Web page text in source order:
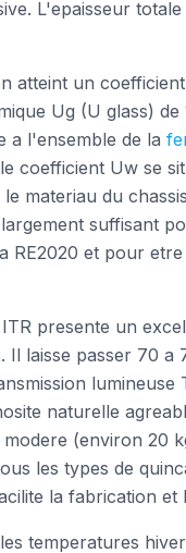
L'epaisseur
atteint un
Ug (U glass) de
a l'ensemble de la
coefficient Uw se
materiau du
suffisant
RE2020 et pour
presente un
laisse passer 70 a
lumineuse
naturelle
modere (environ 20
les types de
la fabrication et
temperatures